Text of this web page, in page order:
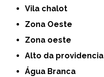
Vila chalot
Zona Oeste
Zona oeste
alto da providencia
Água Branca